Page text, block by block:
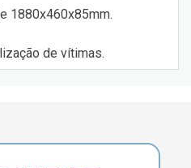
1880x460x85mm.
de vítimas.